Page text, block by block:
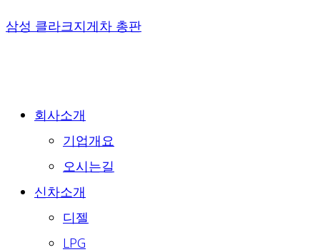
Skip
삼성 클라크지게차 총판
회사소개
기업개요
오시는길
신차소개
디젤
LPG